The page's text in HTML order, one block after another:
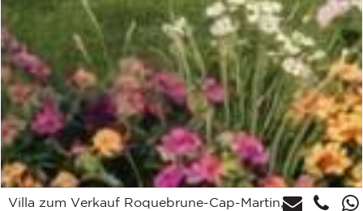
Villa zum Verkauf Roquebrune-Cap-Martin,